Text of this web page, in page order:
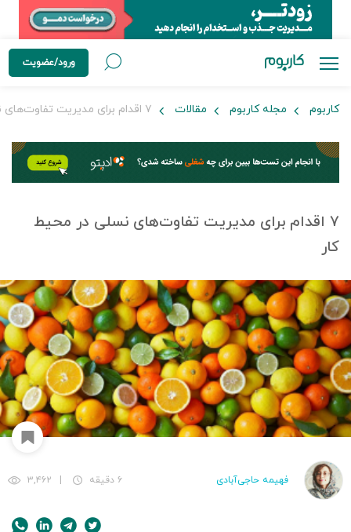
ورود/عضویت
کاربوم مجله کاربوم مقالات
۷ اقدام برای مدیریت تفاوت‌های نسلی در محیط
کار
فهیمه حاجی‌آبادی ۶ دقیقه ۳,۴۶۲